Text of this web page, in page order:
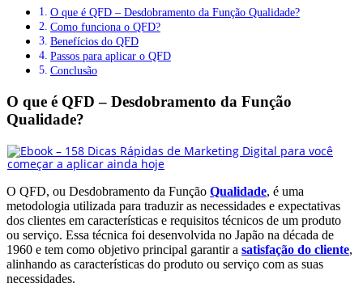
O que é QFD – Desdobramento da Função Qualidade?
Como funciona o QFD?
Benefícios do QFD
Passos para aplicar o QFD
Conclusão
O que é QFD – Desdobramento da Função
Qualidade?
O QFD, ou Desdobramento da Função Qualidade, é uma
metodologia utilizada para traduzir as necessidades e expectativas
dos clientes em características e requisitos técnicos de um produto
ou serviço. Essa técnica foi desenvolvida no Japão na década de
1960 e tem como objetivo principal garantir a satisfação do cliente,
alinhando as características do produto ou serviço com as suas
necessidades.